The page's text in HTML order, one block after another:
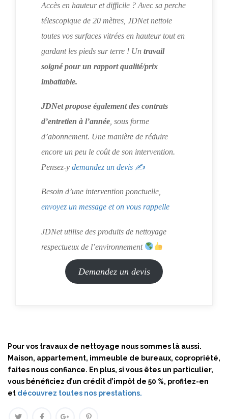
Accès en hauteur et difficile ? Avec sa perche
télescopique de 20 mètres, JDNet nettoie
toutes vos surfaces vitrées en hauteur tout en
gardant les pieds sur terre ! Un travail
soigné pour un rapport qualité/prix
imbattable.
JDNet propose également des contrats
d’entretien à l’année , sous forme
d’abonnement. Une manière de réduire
encore un peu le coût de son intervention.
Pensez-y demandez un devis ✍
Besoin d’une intervention ponctuelle,
envoyez un message et on vous rappelle
JDNet utilise des produits de nettoyage
respectueux de l’environnement
Demandez un devis
Pour vos travaux de nettoyage nous sommes là aussi.
Maison, appartement, immeuble de bureaux, copropriété,
faites nous confiance. En plus, si vous êtes un particulier,
vous bénéficiez d’un crédit d’impôt de 50 %, profitez-en
et découvrez toutes nos prestations.